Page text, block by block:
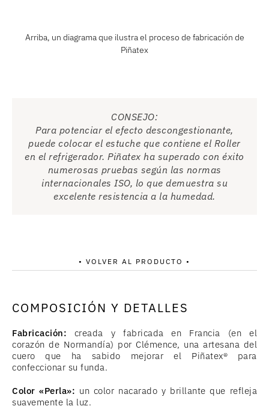
Arriba, un diagrama que ilustra el proceso de fabricación de
Piñatex
CONSEJO:
Para potenciar el efecto descongestionante,
puede colocar el estuche que contiene el Roller
en el refrigerador. Piñatex ha superado con éxito
numerosas pruebas según las normas
internacionales ISO, lo que demuestra su
excelente resistencia a la humedad.
• VOLVER AL PRODUCTO •
COMPOSICIÓN Y DETALLES
Fabricación: creada y fabricada en Francia (en el
corazón de Normandía) por Clémence, una artesana del
cuero que ha sabido mejorar el Piñatex® para
confeccionar su funda.
Color «Perla»: un color nacarado y brillante que refleja
suavemente la luz.